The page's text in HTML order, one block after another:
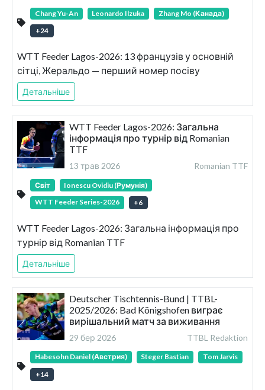
Chang Yu-An Leonardo Ilzuka
Zhang Mo (Канада)
+24
WTT Feeder Lagos-2026: 13 французів у основній
сітці, Жеральдо — перший номер посіву
Детальніше
WTT Feeder Lagos-2026: Загальна
інформація про турнір від Romanian
TTF
13 трав 2026 Romanian TTF
Світ
Ionescu Ovidiu (Румунія)
WTT Feeder Series-2026
+6
WTT Feeder Lagos-2026: Загальна інформація про
турнір від Romanian TTF
Детальніше
Deutscher Tischtennis-Bund | TTBL-
2025/2026: Bad Königshofen виграє
вирішальний матч за виживання
29 бер 2026 TTBL Redaktion
Habesohn Daniel (Австрия) Steger Bastian
Tom Jarvis
+14